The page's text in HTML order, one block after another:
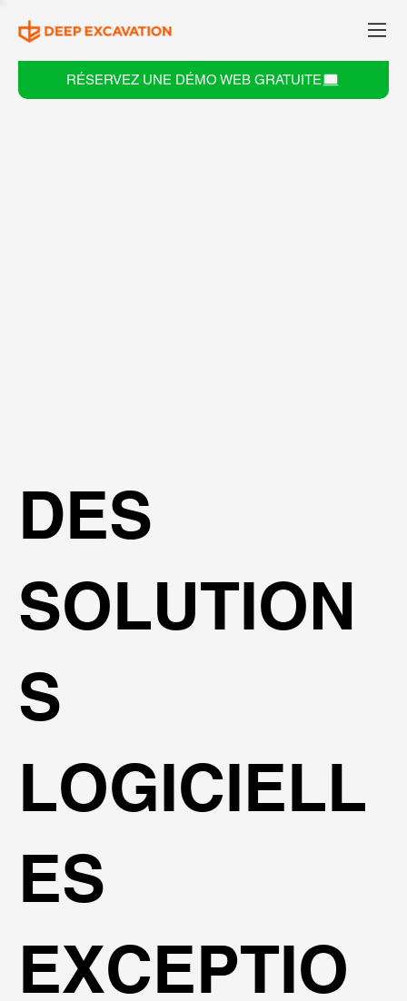
RÉSERVEZ UNE DÉMO WEB GRATUITE
DES
SOLUTION
S
LOGICIELL
ES
EXCEPTIO